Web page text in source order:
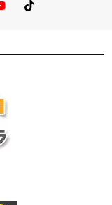
You TubeTikTok